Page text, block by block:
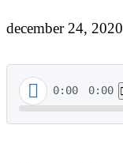
december 24, 2020
0:00 0:00